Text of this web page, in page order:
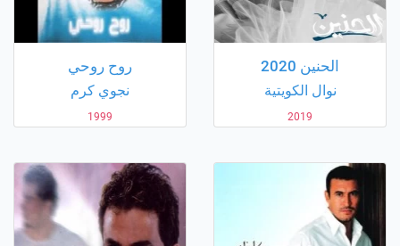
الحنين 2020
نوال الكويتية
2019
روح روحي
نجوي كرم
1999